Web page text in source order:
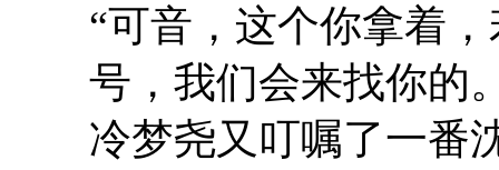
“可音，这个你拿着
号，我们会来找你的
冷梦尧又叮嘱了一番